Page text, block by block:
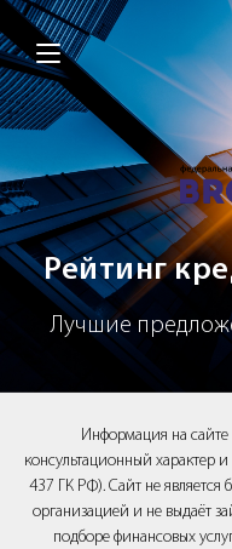
Brokery365 -
Рейтинг
Лучшие
Информация на
консультационный характер и
437 ГК РФ). Сайт не
организацией и не выдаёт
подборе финансовых